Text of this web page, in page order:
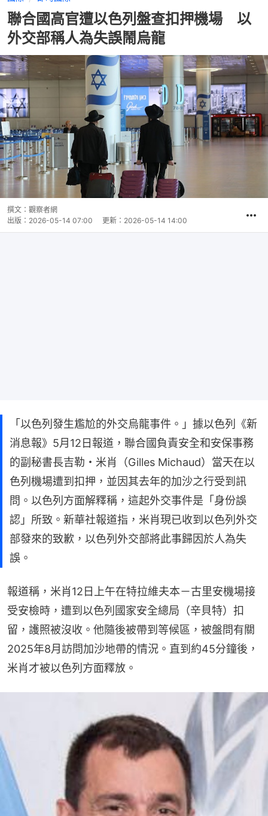
聯合國高官遭以色列盤查扣押機場 以
外交部稱人為失誤鬧烏龍
撰文： 觀察者網
出版： 2026-05-14 07:00 更新： 2026-05-14 14:00
「以色列發生尷尬的外交烏龍事件。」據以色列《新
消息報》5月12日報道，聯合國負責安全和安保事務
的副秘書長吉勒・米肖（Gilles Michaud）當天在以
色列機場遭到扣押，並因其去年的加沙之行受到訊
問。以色列方面解釋稱，這起外交事件是「身份誤
認」所致。新華社報道指，米肖現已收到以色列外交
部發來的致歉，以色列外交部將此事歸因於人為失
誤。
報道稱，米肖12日上午在特拉維夫本－古里安機場接
受安檢時，遭到以色列國家安全總局（辛貝特）扣
留，護照被沒收。他隨後被帶到等候區，被盤問有關
2025年8月訪問加沙地帶的情況。直到約45分鐘後，
米肖才被以色列方面釋放。